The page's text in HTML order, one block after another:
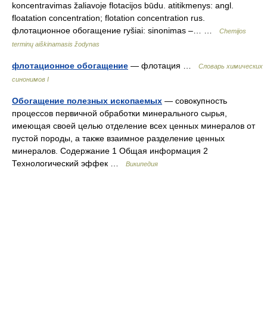
koncentravimas žaliavoje flotacijos būdu. atitikmenys: angl.
floatation concentration; flotation concentration rus.
флотационное обогащение ryšiai: sinonimas –… …
Chemijos
terminų aiškinamasis žodynas
флотационное обогащение — флотация …
Cловарь химических
синонимов I
Обогащение полезных ископаемых — совокупность
процессов первичной обработки минерального сырья,
имеющая своей целью отделение всех ценных минералов от
пустой породы, а также взаимное разделение ценных
минералов. Содержание 1 Общая информация 2
Технологический эффек …
Википедия